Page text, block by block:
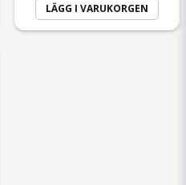
LÄGG I VARUKORGEN